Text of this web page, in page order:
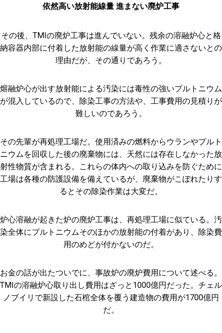
依然高い放射能線量 進まない廃炉工事
その後、TMIの廃炉工事は進んでいない。残余の溶融炉心と格
納容器内部に付着した放射能の線量が高く作業に適さないとの
理由だが、その通りであろう。
熔融炉心が出す放射能による汚染には毒性の強いプルトニウム
が混入しているので、除染工事の方法や、工事費用の見積りが
難しいのであろう。
その先輩が再処理工場だ。使用済みの燃料からウランやプルト
ニウムを回収した後の廃棄物には、天然には存在しなかった放
射性物質が含まれる。これらの体内への取り込みを防ぐために
工場は各種の防護設備を備えているが、廃棄物がこぼれたりす
るとその除染作業は大変だ。
炉心溶融が起きた炉の廃炉工事は、再処理工場に似ている。汚
染全体にプルトニウムそのほかの放射能の付着があり、除染費
用のめどが付かないのだ。
お金の話が出たついでに、事故炉の廃炉費用について述べる。
TMIの溶融炉心取り出し費用はざっと1000億円だった。チェル
ノブイリで新設した石棺全体を覆う建造物の費用が1700億円
だ。